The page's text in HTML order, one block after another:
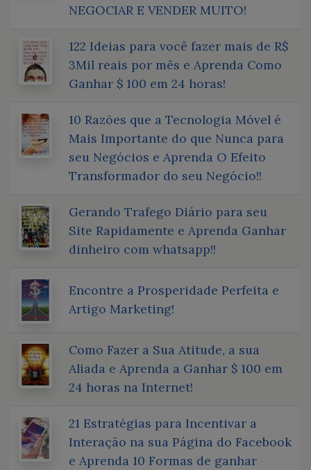
NEGOCIAR E VENDER MUITO!
122 Ideias para você fazer mais de R$
3Mil reais por mês e Aprenda Como
Ganhar $ 100 em 24 horas!
10 Razões que a Tecnologia Móvel é
Mais Importante do que Nunca para
seu Negócios e Aprenda O Efeito
Transformador do seu Negócio!!
Gerando Trafego Diário para seu
Site Rapidamente e Aprenda Ganhar
dinheiro com whatsapp!!
Encontre a Prosperidade Perfeita e
Artigo Marketing!
Como Fazer a Sua Atitude, a sua
Aliada e Aprenda a Ganhar $ 100 em
24 horas na Internet!
21 Estratégias para Incentivar a
Interação na sua Página do Facebook
e Aprenda 10 Formas de ganhar